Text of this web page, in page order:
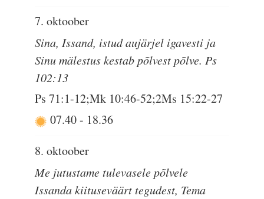
7. oktoober
Sina, Issand, istud aujärjel igavesti ja
Sinu mälestus kestab põlvest põlve. Ps
102:13
Ps 71:1-12;Mk 10:46-52;2Ms 15:22-27
07.40- 18.36
8. oktoober
Me jutustame tulevasele põlvele
Issanda kiituseväärt tegudest, Tema